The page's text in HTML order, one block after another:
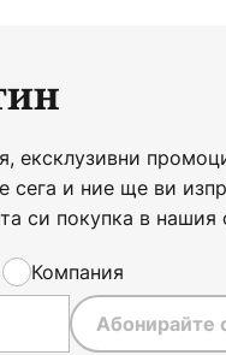
ексклузивни
сега и ние ще ви
си покупка в нашия
Компания
Абонирайте